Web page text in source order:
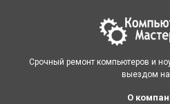
Срочный ремонт компьютеров и
выездом
О